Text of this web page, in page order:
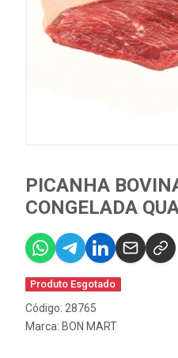
PICANHA
CONGELADA
Produto Esgotado
Código: 28765
Marca: BON MART